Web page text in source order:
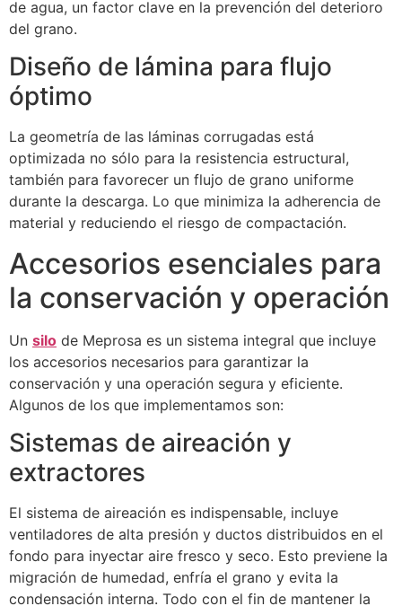
de agua, un factor clave en la prevención del deterioro
del grano.
Diseño de lámina para flujo
óptimo
La geometría de las láminas corrugadas está
optimizada no sólo para la resistencia estructural,
también para favorecer un flujo de grano uniforme
durante la descarga. Lo que minimiza la adherencia de
material y reduciendo el riesgo de compactación.
Accesorios esenciales para
la conservación y operación
Un silo de Meprosa es un sistema integral que incluye
los accesorios necesarios para garantizar la
conservación y una operación segura y eficiente.
Algunos de los que implementamos son:
Sistemas de aireación y
extractores
El sistema de aireación es indispensable, incluye
ventiladores de alta presión y ductos distribuidos en el
fondo para inyectar aire fresco y seco. Esto previene la
migración de humedad, enfría el grano y evita la
condensación interna. Todo con el fin de mantener la